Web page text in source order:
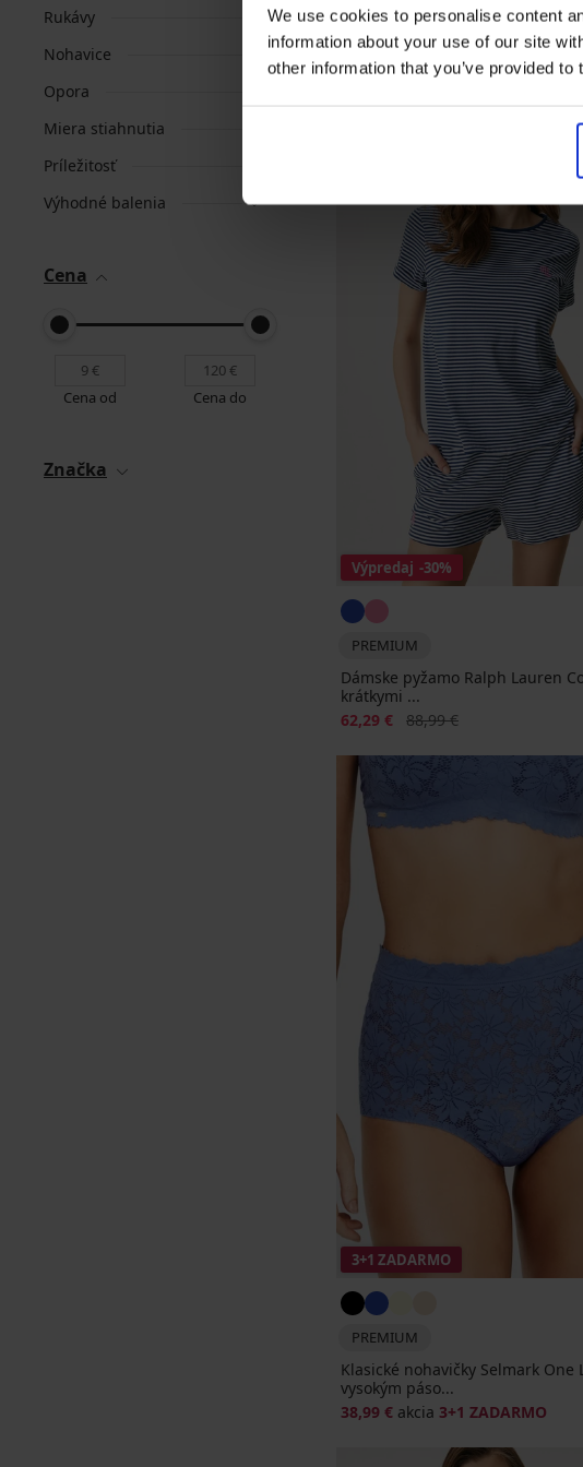
We use cookies to personalise content
information about your use of our site
other information that you’ve provided
Rukávy
Nohavice
Opora
Miera stiahnutia
Príležitosť
Výhodné balenia
Cena
Cena od Cena do
Značka
Výpredaj -30%
PREMIUM
Dámske pyžamo Ralph Lauren
krátkymi ...
Zľava
62,29 € Pôvodná cena
88,99 €
3+1 ZADARMO
PREMIUM
Klasické nohavičky Selmark One
vysokým páso...
38,99 € akcia 3+1 ZADARMO